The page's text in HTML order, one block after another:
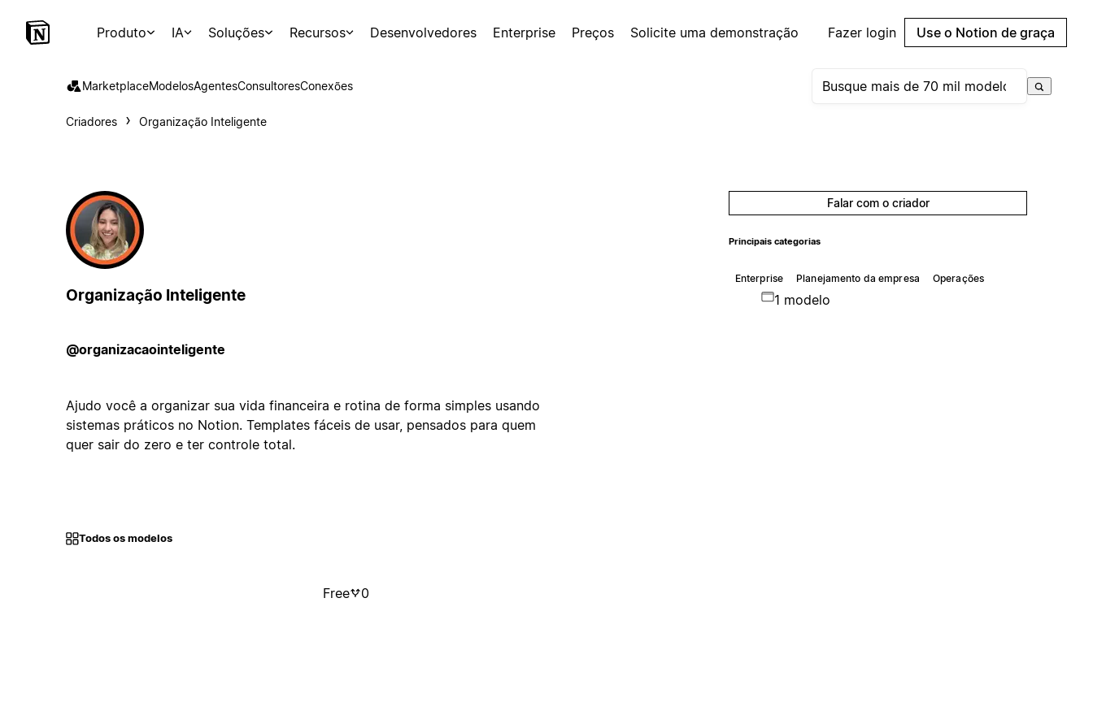
Produto IA Soluções Recursos Desenvolvedores Enterprise Preços Solicite uma demonstração Fazer login Use o Notion de graça
MarketplaceModelosAgentesConsultoresConexões
Criadores Organização Inteligente
Organização Inteligente
@organizacaointeligente
Ajudo você a organizar sua vida financeira e rotina de forma simples usando
sistemas práticos no Notion. Templates fáceis de usar, pensados para quem
quer sair do zero e ter controle total.
Falar com o criador
Principais categorias
Enterprise Planejamento da empresa Operações
1 modelo
Todos os modelos
Free 0